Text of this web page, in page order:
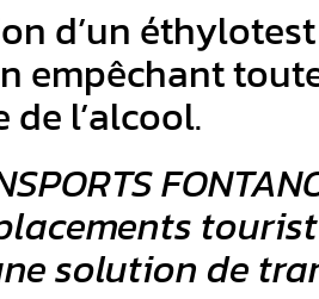
d’un
empêchant
de l’alcool.
solution de